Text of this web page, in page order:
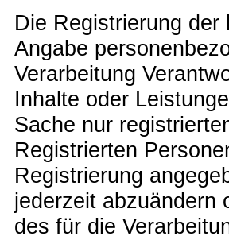
Die Registrierung
Angabe
Verarbeitung
Inhalte oder
Sache nur
Registrierten
Registrierung
jederzeit abzuändern
des für die